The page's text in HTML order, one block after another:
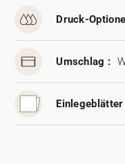
Druck-
Umschlag :